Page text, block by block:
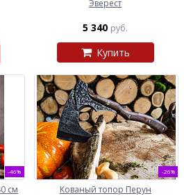
Эверест
5 340 руб.
Купить
-46%
см
-26%
Кованый топор Перун